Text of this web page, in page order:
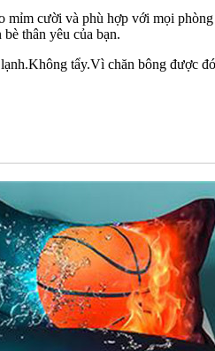
cười và phù hợp với mọi
thân yêu của bạn.
tẩy.Vì chăn bông được